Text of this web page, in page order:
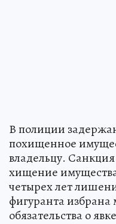
В полиции
похищенное
владельцу.
хищение
четырех лет
фигуранта избрана
обязательства о